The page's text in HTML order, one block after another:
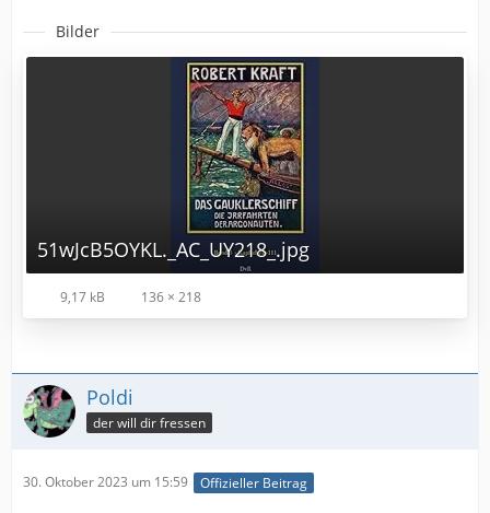
Bilder
51wJcB5OYKL._AC_UY218_.jpg
9,17 kB 136 × 218
Poldi
der will dir fressen
30. Oktober 2023 um 15:59 Offizieller Beitrag